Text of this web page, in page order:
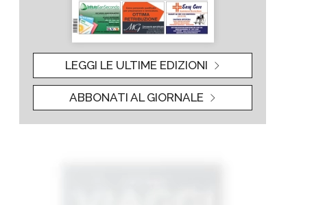
LEGGI LE ULTIME EDIZIONI
ABBONATI AL GIORNALE